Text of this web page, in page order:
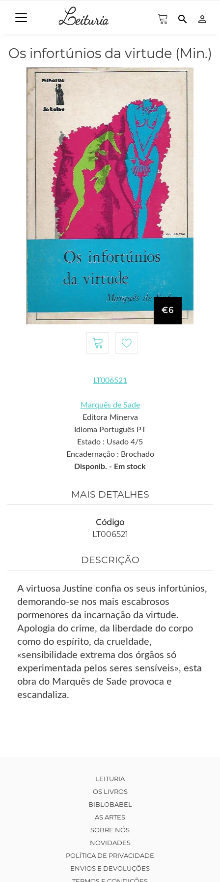
search person_outline
Os infortúnios da virtude (Min.)
€6
LT006521
Marquês de Sade
Editora Minerva
Idioma Português PT
Estado : Usado 4/5
Encadernação : Brochado
Disponib. - Em stock
MAIS DETALHES
Código
LT006521
DESCRIÇÃO
A virtuosa Justine confia os seus infortúnios,
demorando-se nos mais escabrosos
pormenores da incarnação da virtude.
Apologia do crime, da liberdade do corpo
como do espírito, da crueldade,
«sensibilidade extrema dos órgãos só
experimentada pelos seres sensíveis», esta
obra do Marquês de Sade provoca e
escandaliza.
LEITURIA
OS LIVROS
BIBLOBABEL
AS ARTES
SOBRE NÓS
NOVIDADES
POLÍTICA DE PRIVACIDADE
ENVIOS E DEVOLUÇÕES